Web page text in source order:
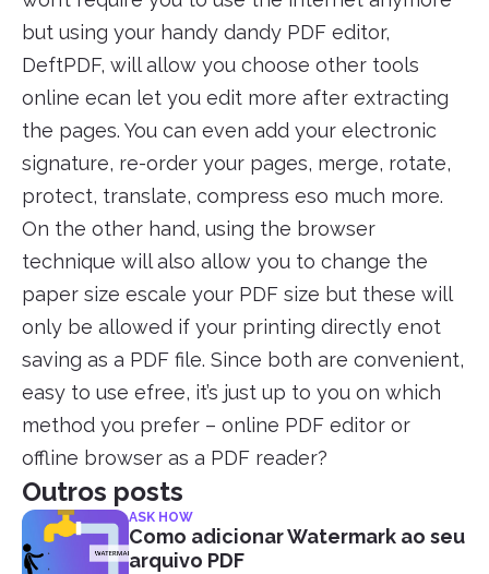
but using your handy dandy PDF editor,
DeftPDF, will allow you choose other tools
online ecan let you edit more after extracting
the pages. You can even add your electronic
signature, re-order your pages, merge, rotate,
protect, translate, compress eso much more.
On the other hand, using the browser
technique will also allow you to change the
paper size escale your PDF size but these will
only be allowed if your printing directly enot
saving as a PDF file. Since both are convenient,
easy to use efree, it’s just up to you on which
method you prefer – online PDF editor or
offline browser as a PDF reader?
Outros posts
ASK HOW
Como adicionar Watermark ao seu
arquivo PDF